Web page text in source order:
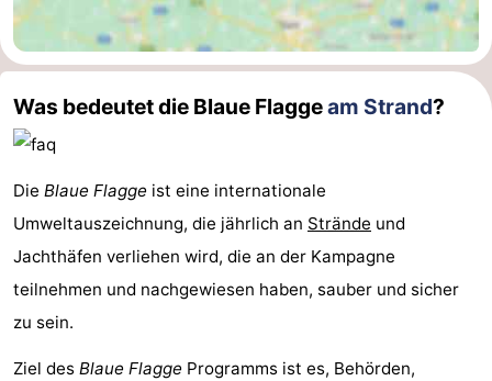
Was bedeutet die Blaue Flaggeam Strand?
Die Blaue Flagge ist eine internationale
Umweltauszeichnung, die jährlich an Strände und
Jachthäfen verliehen wird, die an der Kampagne
teilnehmen und nachgewiesen haben, sauber und sicher
zu sein.
Ziel des Blaue Flagge Programms ist es, Behörden,